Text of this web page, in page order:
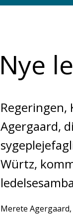
Nye
Regeringen,
Agergaard,
Würtz,
Merete